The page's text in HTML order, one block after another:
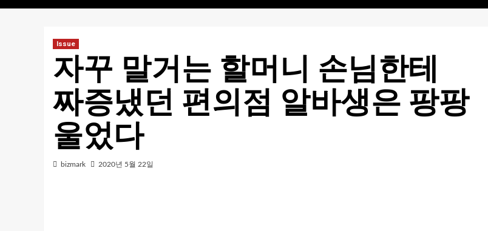
Issue
자꾸 말거는 할머니 손님한테
짜증냈던 편의점 알바생은 팡팡
울었다
bizmark 2020년 5월 22일